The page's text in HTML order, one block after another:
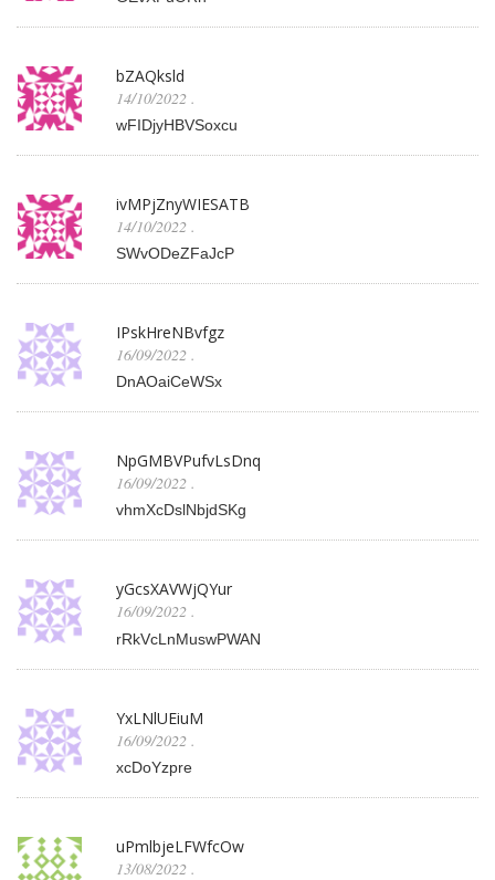
bZAQksld
14/10/2022 .
wFIDjyHBVSoxcu
ivMPjZnyWIESATB
14/10/2022 .
SWvODeZFaJcP
IPskHreNBvfgz
16/09/2022 .
DnAOaiCeWSx
NpGMBVPufvLsDnq
16/09/2022 .
vhmXcDslNbjdSKg
yGcsXAVWjQYur
16/09/2022 .
rRkVcLnMuswPWAN
YxLNlUEiuM
16/09/2022 .
xcDoYzpre
uPmlbjeLFWfcOw
13/08/2022 .